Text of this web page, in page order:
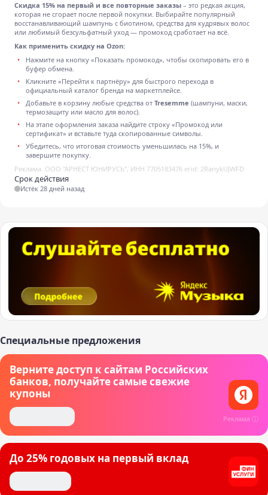
Скидка 15% на первый и все повторные заказы – это редкая акция,
которая не сгорает после первой покупки. Выбирайте популярный
восстанавливающий шампунь с биотином, средства для кудрявых волос
или любимый безсульфатный уход — промокод сработает на всё.
Как применить скидку на Ozon:
Нажмите на кнопку «Показать промокод», чтобы скопировать его в
буфер обмена.
Кликните «Перейти к партнёру» для быстрого перехода в
официальный каталог бренда на маркетплейсе.
Добавьте в корзину любые средства от Tresemme (шампуни, маски,
термозащиту или масло для волос).
На этапе оформления заказа найдите строку «Промокод или
сертификат» и вставьте туда скопированные символы.
Убедитесь, что итоговая стоимость уменьшилась на 15%, и
завершите покупку.
Реклама. ООО "АРНЕСТ ЮНИРУСЬ", ИНН 7705183476 erid: 2RanykUJWFD
Срок действия
Истёк 28 дней назад
Специальные предложения
Реклама ⓘ
Верните доступ к сайтам Российских
банков, получайте самые свежие
купоны
Скачать Яндекс
До 25% годовых на первый вклад
Открыть вклад